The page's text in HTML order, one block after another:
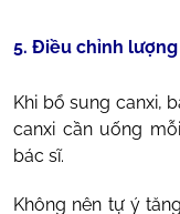
5. Điều chỉnh
Khi bổ sung canxi,
canxi cần uống
bác sĩ.
Không nên tự ý